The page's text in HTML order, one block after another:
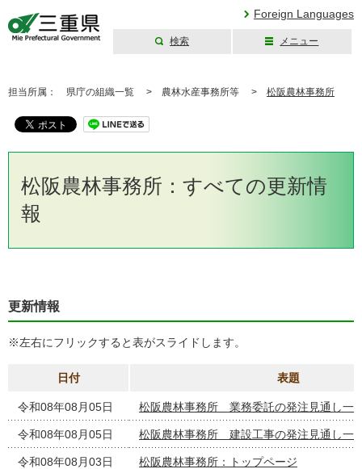
Foreign Languages
検索 メニュー
担当所属： 県庁の組織一覧 > 農林水産事務所等 > 松阪農林事務所
松阪農林事務所：すべての更新情
報
更新情報
※左右にフリックすると表がスライドします。
日付 表題
令和08年08月05日 松阪農林事務所 業務委託の発注見通し一
令和08年08月05日 松阪農林事務所 建設工事の発注見通し一
令和08年08月03日 松阪農林事務所：トップページ